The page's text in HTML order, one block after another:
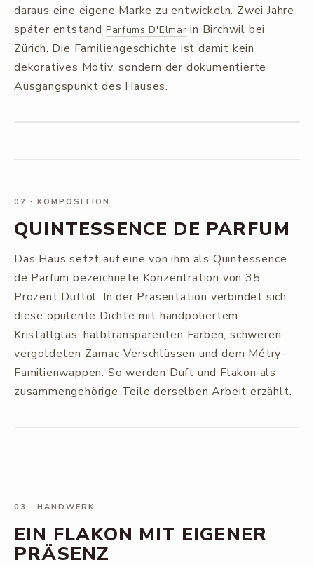
daraus eine eigene Marke zu entwickeln. Zwei Jahre
später entstand Parfums D'Elmar in Birchwil bei
Zürich. Die Familiengeschichte ist damit kein
dekoratives Motiv, sondern der dokumentierte
Ausgangspunkt des Hauses.
02 · KOMPOSITION
QUINTESSENCE DE PARFUM
Das Haus setzt auf eine von ihm als Quintessence
de Parfum bezeichnete Konzentration von 35
Prozent Duftöl. In der Präsentation verbindet sich
diese opulente Dichte mit handpoliertem
Kristallglas, halbtransparenten Farben, schweren
vergoldeten Zamac-Verschlüssen und dem Métry-
Familienwappen. So werden Duft und Flakon als
zusammengehörige Teile derselben Arbeit erzählt.
03 · HANDWERK
EIN FLAKON MIT EIGENER
PRÄSENZ